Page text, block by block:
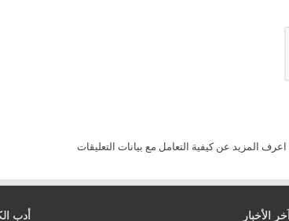
اعرف المزيد عن كيفية التعامل مع بيانات التعليقات
آخر الأخبار أدب